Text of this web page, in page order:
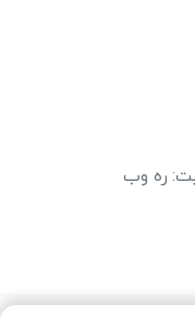
: ره وب